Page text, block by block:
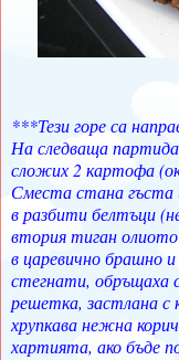
***Тези горе са
На следваща
сложих 2 картофа
Сместа стана гъста
в разбити белтъци
втория тиган олиото
в царевично брашно
стегнати, обръщаха
решетка, застлана с
хрупкава нежна
хартията, ако бъде